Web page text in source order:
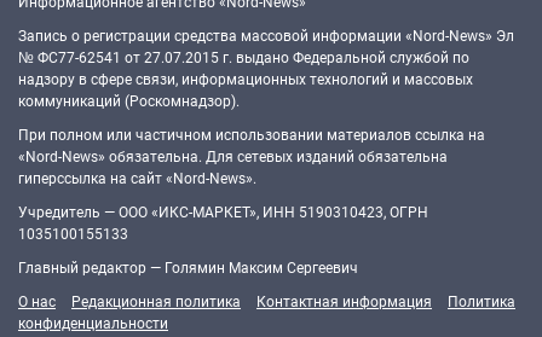
Запись о регистрации средства массовой информации «Nord-News» Эл
№ ФС77-62541 от 27.07.2015 г. выдано Федеральной службой по
надзору в сфере связи, информационных технологий и массовых
коммуникаций (Роскомнадзор).
При полном или частичном использовании материалов ссылка на
«Nord-News» обязательна. Для сетевых изданий обязательна
гиперссылка на сайт «Nord-News».
Учредитель — ООО «ИКС-МАРКЕТ», ИНН 5190310423, ОГРН
1035100155133
Главный редактор — Голямин Максим Сергеевич
О нас
Редакционная политика Контактная информация
Политика
конфиденциальности